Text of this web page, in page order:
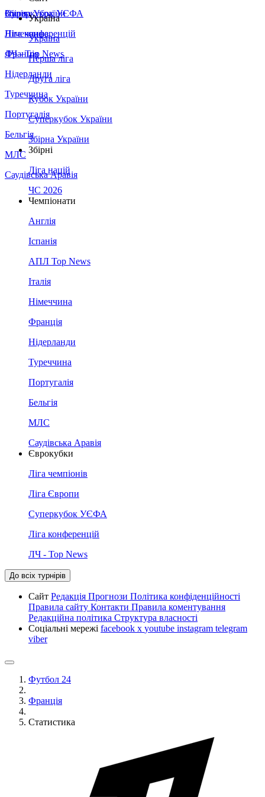
Збірна України
Італія
Німеччина
Франція
Нідерланди
Туреччина
Португалія
Бельгія
МЛС
Саудівська Аравія
Суперкубок УЄФА
Ліга конференцій
ЛЧ - Top News
Україна
Україна
Перша ліга
Друга ліга
Кубок України
Суперкубок України
Збірна України
Збірні
Ліга націй
ЧС 2026
Чемпіонати
Англія
Іспанія
АПЛ Top News
Італія
Німеччина
Франція
Нідерланди
Туреччина
Португалія
Бельгія
МЛС
Саудівська Аравія
Єврокубки
Ліга чемпіонів
Ліга Європи
Суперкубок УЄФА
Ліга конференцій
ЛЧ - Top News
До всіх турнірів
Сайт Редакція Прогнози Політика конфіденційності
Правила сайту Контакти Правила коментування
Редакційна політика Структура власності
Соціальні мережі facebook x youtube instagram telegram
viber
Футбол 24
Франція
Статистика